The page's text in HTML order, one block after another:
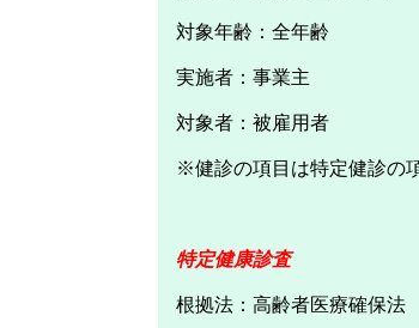
対象年齢：全年齢
実施者：事業主
対象者：被雇用者
※健診の項目は特定健診の
特定健康診査
根拠法：高齢者医療確保法